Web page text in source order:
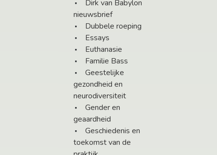
Dirk van Babylon
nieuwsbrief
Dubbele roeping
Essays
Euthanasie
Familie Bass
Geestelijke
gezondheid en
neurodiversiteit
Gender en
geaardheid
Geschiedenis en
toekomst van de